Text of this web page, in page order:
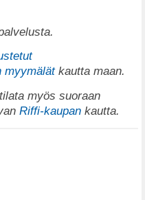
.
myymälätkautta maan.
myös suoraan
Riffi-kaupan kautta.